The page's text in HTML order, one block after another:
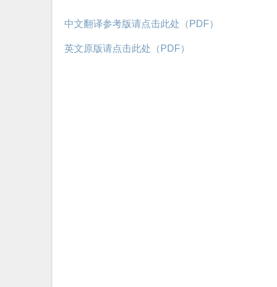
中文翻译参考版请点击此处（PDF）
英文原版请点击此处（PDF）